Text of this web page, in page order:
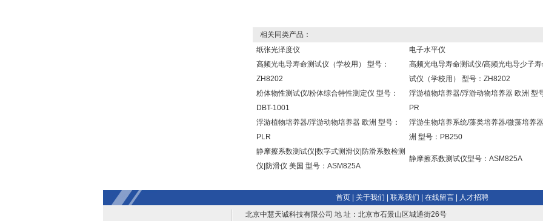
相关同类产品：
纸张光泽度仪
电子水平仪
高频光电导寿命测试仪（学校用） 型号：
ZH8202
高频光电导寿命测试仪/高频光电导少子寿
试仪（学校用） 型号：ZH8202
粉体物性测试仪/粉体综合特性测定仪 型号：
DBT-1001
浮游植物培养器/浮游动物培养器 欧洲 型
PR
浮游植物培养器/浮游动物培养器 欧洲 型号：
PLR
浮游生物培养系统/藻类培养器/微藻培养
洲 型号：PB250
静摩擦系数测试仪|数字式测滑仪|防滑系数检测
仪|防滑仪 美国 型号：ASM825A
静摩擦系数测试仪型号：ASM825A
首页| 关于我们 联系我们 在线留言| 人才招聘
北京中慧天诚科技有限公司 地 址：北京市石景山区城通街26号